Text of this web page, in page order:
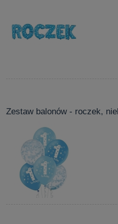
Zestaw balonów - roczek,